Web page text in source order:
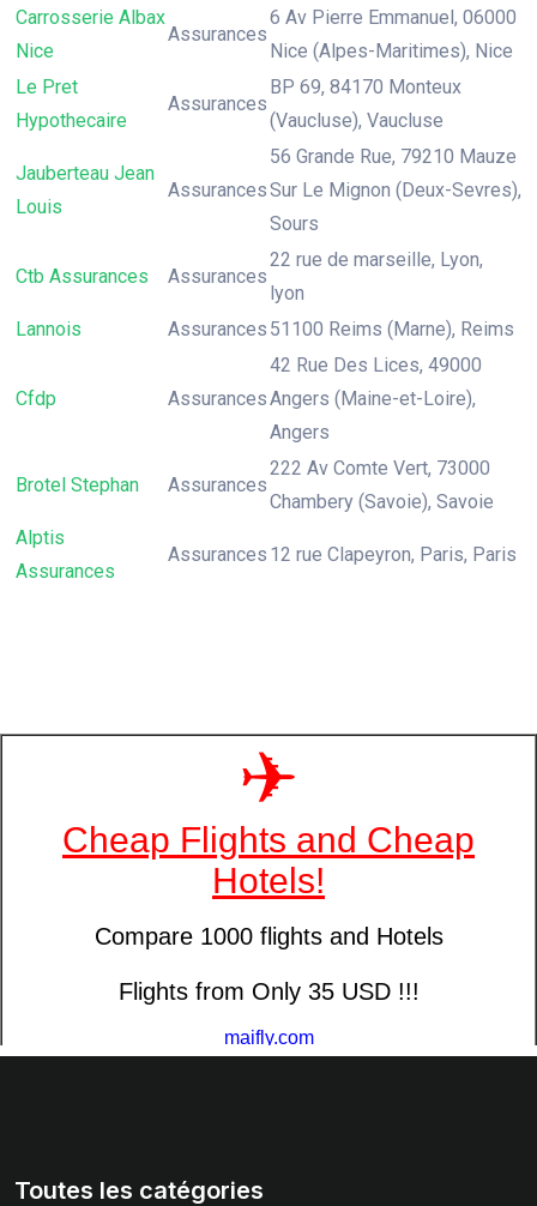
Carrosserie Albax
Nice
Assurances
6 Av Pierre Emmanuel, 06000
Nice (Alpes-Maritimes), Nice
Le Pret
Hypothecaire
Assurances
BP 69, 84170 Monteux
(Vaucluse), Vaucluse
Jauberteau Jean
Louis
Assurances
56 Grande Rue, 79210 Mauze
Sur Le Mignon (Deux-Sevres),
Sours
Ctb Assurances Assurances
22 rue de marseille, Lyon,
lyon
Lannois
Assurances 51100 Reims (Marne), Reims
Cfdp Assurances
42 Rue Des Lices, 49000
Angers (Maine-et-Loire),
Angers
Brotel Stephan Assurances
222 Av Comte Vert, 73000
Chambery (Savoie), Savoie
Alptis
Assurances
Assurances 12 rue Clapeyron, Paris, Paris
Toutes les catégories